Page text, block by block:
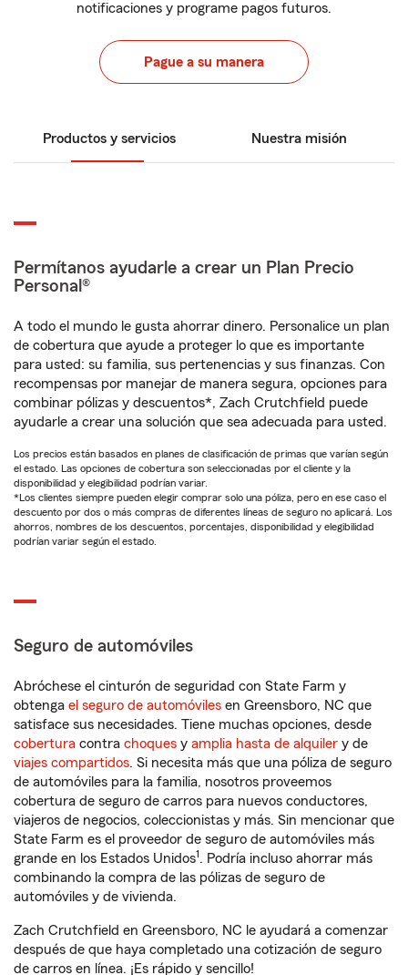
notificaciones y programe pagos futuros.
Pague a su manera
Productos y servicios Nuestra misión
Permítanos ayudarle a crear un Plan Precio
Personal®
A todo el mundo le gusta ahorrar dinero. Personalice un plan
de cobertura que ayude a proteger lo que es importante
para usted: su familia, sus pertenencias y sus finanzas. Con
recompensas por manejar de manera segura, opciones para
combinar pólizas y descuentos*, Zach Crutchfield puede
ayudarle a crear una solución que sea adecuada para usted.
Los precios están basados en planes de clasificación de primas que varían según
el estado. Las opciones de cobertura son seleccionadas por el cliente y la
disponibilidad y elegibilidad podrían variar.
*Los clientes siempre pueden elegir comprar solo una póliza, pero en ese caso el
descuento por dos o más compras de diferentes líneas de seguro no aplicará. Los
ahorros, nombres de los descuentos, porcentajes, disponibilidad y elegibilidad
podrían variar según el estado.
Seguro de automóviles
Abróchese el cinturón de seguridad con State Farm y
obtenga el seguro de automóviles en Greensboro, NC que
satisface sus necesidades. Tiene muchas opciones, desde
cobertura contra choques y amplia hasta de alquiler y de
viajes compartidos. Si necesita más que una póliza de seguro
de automóviles para la familia, nosotros proveemos
cobertura de seguro de carros para nuevos conductores,
viajeros de negocios, coleccionistas y más. Sin mencionar que
State Farm es el proveedor de seguro de automóviles más
grande en los Estados Unidos1. Podría incluso ahorrar más
combinando la compra de las pólizas de seguro de
automóviles y de vivienda.
Zach Crutchfield en Greensboro, NC le ayudará a comenzar
después de que haya completado una cotización de seguro
de carros en línea. ¡Es rápido y sencillo!